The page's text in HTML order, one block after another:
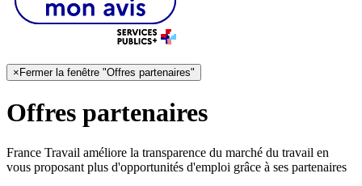
× Fermer la fenêtre "Offres partenaires"
Offres partenaires
France Travail améliore la transparence du marché du travail en
vous proposant plus d'opportunités d'emploi grâce à ses partenaires